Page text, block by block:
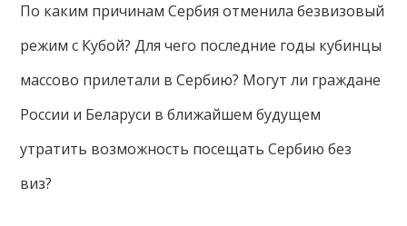
По каким причинам Сербия отменила безвизовый
режим с Кубой? Для чего последние годы кубинцы
массово прилетали в Сербию? Могут ли граждане
России и Беларуси в ближайшем будущем
утратить возможность посещать Сербию без
виз?